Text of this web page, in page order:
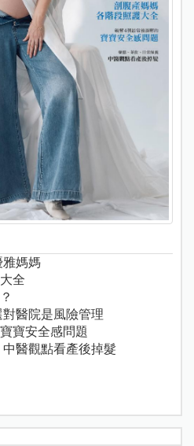
雅媽媽
全
醫院是風險管理
寶安全感問題
醫觀點看產後掉髮